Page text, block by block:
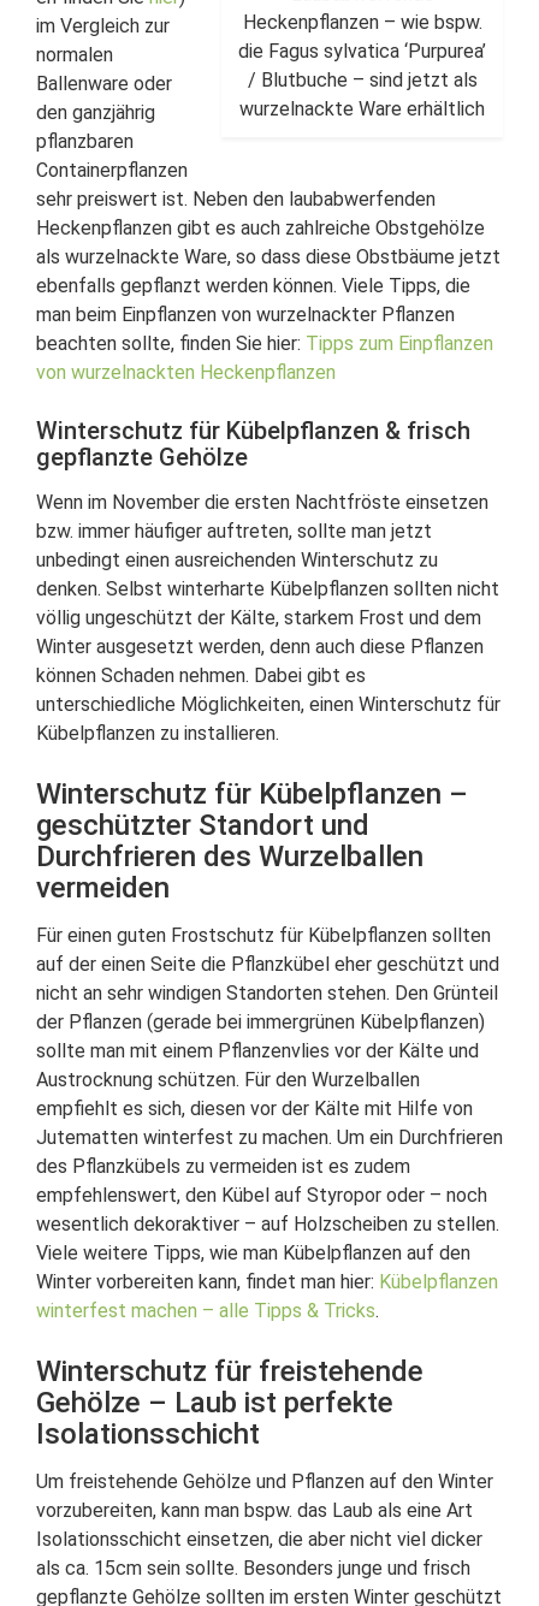
Heckenpflanzen – wie bspw.
die Fagus sylvatica ‘Purpurea’
/ Blutbuche – sind jetzt als
wurzelnackte Ware erhältlich
im Vergleich zur
normalen
Ballenware oder
den ganzjährig
pflanzbaren
Containerpflanzen
sehr preiswert ist. Neben den laubabwerfenden
Heckenpflanzen gibt es auch zahlreiche Obstgehölze
als wurzelnackte Ware, so dass diese Obstbäume jetzt
ebenfalls gepflanzt werden können. Viele Tipps, die
man beim Einpflanzen von wurzelnackter Pflanzen
beachten sollte, finden Sie hier: Tipps zum Einpflanzen
von wurzelnackten Heckenpflanzen
Winterschutz für Kübelpflanzen & frisch
gepflanzte Gehölze
Wenn im November die ersten Nachtfröste einsetzen
bzw. immer häufiger auftreten, sollte man jetzt
unbedingt einen ausreichenden Winterschutz zu
denken. Selbst winterharte Kübelpflanzen sollten nicht
völlig ungeschützt der Kälte, starkem Frost und dem
Winter ausgesetzt werden, denn auch diese Pflanzen
können Schaden nehmen. Dabei gibt es
unterschiedliche Möglichkeiten, einen Winterschutz für
Kübelpflanzen zu installieren.
Winterschutz für Kübelpflanzen –
geschützter Standort und
Durchfrieren des Wurzelballen
vermeiden
Für einen guten Frostschutz für Kübelpflanzen sollten
auf der einen Seite die Pflanzkübel eher geschützt und
nicht an sehr windigen Standorten stehen. Den Grünteil
der Pflanzen (gerade bei immergrünen Kübelpflanzen)
sollte man mit einem Pflanzenvlies vor der Kälte und
Austrocknung schützen. Für den Wurzelballen
empfiehlt es sich, diesen vor der Kälte mit Hilfe von
Jutematten winterfest zu machen. Um ein Durchfrieren
des Pflanzkübels zu vermeiden ist es zudem
empfehlenswert, den Kübel auf Styropor oder – noch
wesentlich dekoraktiver – auf Holzscheiben zu stellen.
Viele weitere Tipps, wie man Kübelpflanzen auf den
Winter vorbereiten kann, findet man hier: Kübelpflanzen
winterfest machen – alle Tipps & Tricks.
Winterschutz für freistehende
Gehölze – Laub ist perfekte
Isolationsschicht
Um freistehende Gehölze und Pflanzen auf den Winter
vorzubereiten, kann man bspw. das Laub als eine Art
Isolationsschicht einsetzen, die aber nicht viel dicker
als ca. 15cm sein sollte. Besonders junge und frisch
gepflanzte Gehölze sollten im ersten Winter geschützt